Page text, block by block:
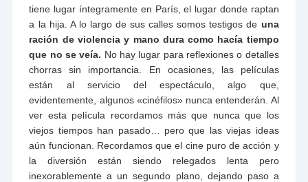
tiene lugar íntegramente en París, el lugar donde raptan
a la hija. A lo largo de sus calles somos testigos de una
ración de violencia y mano dura como hacía tiempo
que no se veía. No hay lugar para reflexiones o detalles
chorras sin importancia. En ocasiones, las películas
están al servicio del espectáculo, algo que,
evidentemente, algunos «cinéfilos» nunca entenderán. Al
ver esta película recordamos más que nunca que los
viejos tiempos han pasado… pero que las viejas ideas
aún funcionan. Recordamos que el cine puro de acción y
la diversión están siendo relegados lenta pero
inexorablemente a un segundo plano, dejando paso a